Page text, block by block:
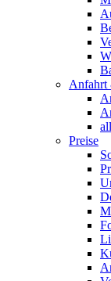
Anfahrt
Preise